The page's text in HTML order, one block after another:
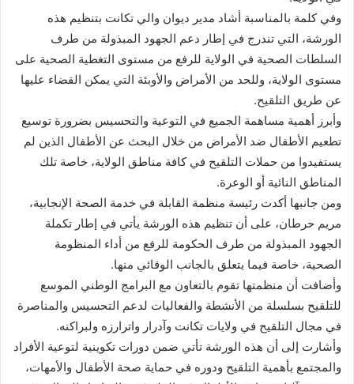
وفي كلمة بالمناسبة أشاد مدير ديوان والي تكانت بتنظيم هذه
الورشة، التي تندرج في إطار دعم الجهود المبذولة من طرف
السلطات الصحية في الولاية للرفع من مستوى التغطية الصحية على
مستوى الولاية، وللحد من الأمراض والأوبئة التي يمكن القضاء عليها
عن طريق التلقيح.
وأبرز أهمية مساهمة الجميع في التوعية والتحسيس بضرورة توسيع
تطعيم الأطفال ضد الأمراض من خلال البحث عن الأطفال الذين لم
يستفيدوا من حملات التلقيح في كافة مناطق الولاية، خاصة تلك
المناطق النائية أو الوعرة.
ومن جانبها أكدت رئيسة منظمة القابلة في خدمة الصحة الإنجابية،
مريم حرطان، على أن تنظيم هذه الورشة يأتي في إطار تكملة
الجهود المبذولة من طرف الحكومة للرفع من أداء المنظومة
الصحية، خاصة فيما يتعلق بالجانب الوقائي منها.
وأضافت أن منظمتها تقوم بالتعاون مع البرامج الوطني الموسع
للتلقيح بسلسلة من الأنشطة والفعاليات لدعم التحسيس والمناصرة
في مجال التلقيح في ولايات تكانت وآدرار واترارزه ولبراكنه.
وأشارت إلى أن هذه الورشة تأتي ضمن دورات تكوينية لتوعية الأفراد
والمجتمع بأهمية التلقيح ودوره في حماية صحة الأطفال والأمهات،